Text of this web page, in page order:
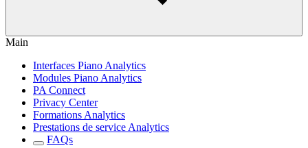
Main
Interfaces Piano Analytics
Modules Piano Analytics
PA Connect
Privacy Center
Formations Analytics
Prestations de service Analytics
FAQs